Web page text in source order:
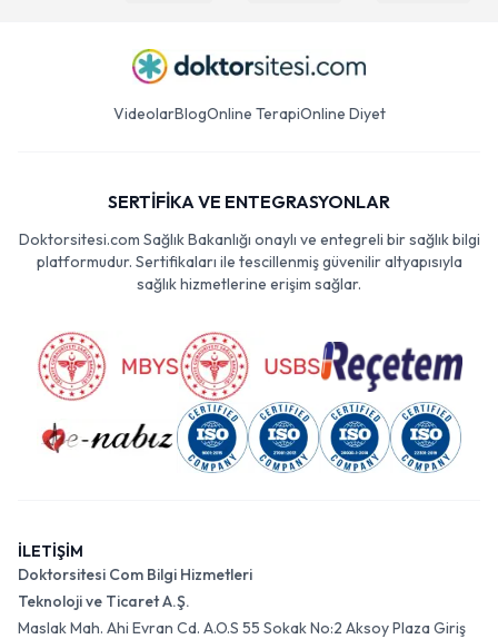
VideolarBlogOnline TerapiOnline Diyet
SERTİFİKA VE ENTEGRASYONLAR
Doktorsitesi.com Sağlık Bakanlığı onaylı ve entegreli bir sağlık bilgi
platformudur. Sertifikaları ile tescillenmiş güvenilir altyapısıyla
sağlık hizmetlerine erişim sağlar.
İLETİŞİM
Doktorsitesi Com Bilgi Hizmetleri
Teknoloji ve Ticaret A.Ş.
Maslak Mah. Ahi Evran Cd. A.O.S 55 Sokak No:2 Aksoy Plaza Giriş